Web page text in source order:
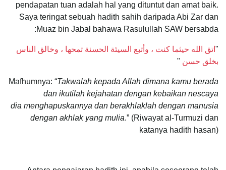
pendapatan tuan adalah hal yang dituntut dan amat baik.
Saya teringat sebuah hadith sahih daripada Abi Zar dan
Muaz bin Jabal bahawa Rasulullah SAW bersabda:
" اتق الله حيثما كنت ، وأتبع السيئة الحسنة تمحها ، وخالق الناس
بخلق حسن "
Mafhumnya: “Takwalah kepada Allah dimana kamu berada
dan ikutilah kejahatan dengan kebaikan nescaya
dia menghapuskannya dan berakhlaklah dengan manusia
dengan akhlak yang mulia.” (Riwayat al-Turmuzi dan
katanya hadith hasan)